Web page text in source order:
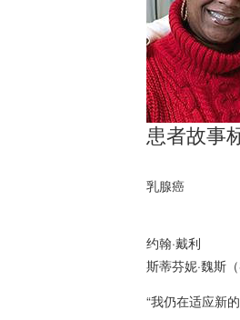
患者故事
乳腺癌
约翰·戴利
斯蒂芬妮·魏斯
“我仍在适应新